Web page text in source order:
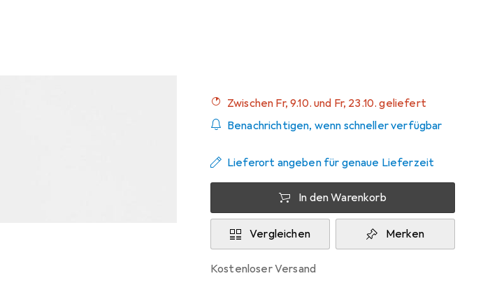
Zwischen Fr, 9.10. und Fr, 23.10. geliefert
Benachrichtigen, wenn schneller verfügbar
Lieferort angeben für genaue Lieferzeit
In den Warenkorb
Vergleichen Merken
kostenloser Versand